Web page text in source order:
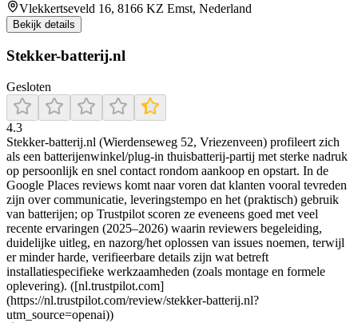
Vlekkertseveld 16, 8166 KZ Emst, Nederland
Bekijk details
Stekker-batterij.nl
Gesloten
4.3
Stekker-batterij.nl (Wierdenseweg 52, Vriezenveen) profileert zich
als een batterijenwinkel/plug-in thuisbatterij-partij met sterke nadruk
op persoonlijk en snel contact rondom aankoop en opstart. In de
Google Places reviews komt naar voren dat klanten vooral tevreden
zijn over communicatie, leveringstempo en het (praktisch) gebruik
van batterijen; op Trustpilot scoren ze eveneens goed met veel
recente ervaringen (2025–2026) waarin reviewers begeleiding,
duidelijke uitleg, en nazorg/het oplossen van issues noemen, terwijl
er minder harde, verifieerbare details zijn wat betreft
installatiespecifieke werkzaamheden (zoals montage en formele
oplevering). ([nl.trustpilot.com]
(https://nl.trustpilot.com/review/stekker-batterij.nl?
utm_source=openai))